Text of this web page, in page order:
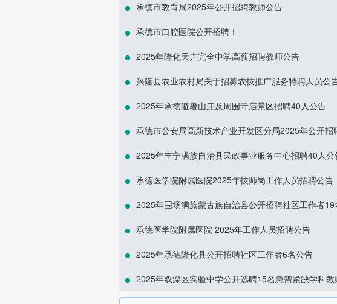
承德市教育局2025年公开招聘教师公告
承德市口腔医院公开招聘！
2025年隆化天卉完全中学高薪招聘教师公告
兴隆县农业农村局关于招募农技推广服务特聘人员公
2025年承德避暑山庄及周围寺庙景区招聘40人公告
承德市公安局高新技术产业开发区分局2025年公开招
2025年丰宁满族自治县民政事业服务中心招聘40人公
承德医学院附属医院2025年技师岗工作人员招聘公告
2025年围场满族蒙古族自治县公开招聘社区工作者19
承德医学院附属医院 2025年工作人员招聘公告
2025年承德隆化县公开招聘社区工作者6名公告
2025年双滦区实验中学公开选聘15名急需紧缺学科教